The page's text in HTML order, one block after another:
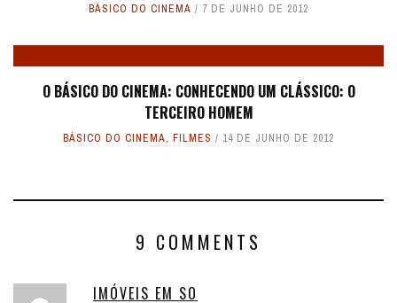
BÁSICO DO CINEMA 7 DE JUNHO DE 2012
O BÁSICO DO CINEMA: CONHECENDO UM CLÁSSICO: O
TERCEIRO HOMEM
BÁSICO DO CINEMA, FILMES 14 DE JUNHO DE 2012
9 COMMENTS
IMÓVEIS EM SO